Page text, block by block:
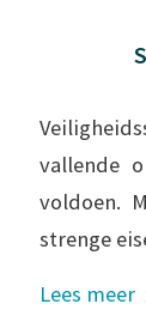
vallende
voldoen.
strenge
Lees meer